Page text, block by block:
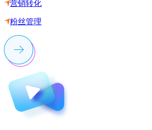
营销转化
粉丝管理